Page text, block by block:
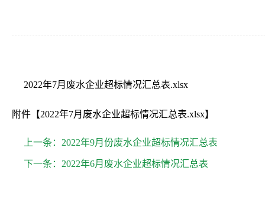
2022年7月废水企业超标情况汇总表.xlsx
附件【2022年7月废水企业超标情况汇总表.xlsx】
上一条： 2022年9月份废水企业超标情况汇总表
下一条： 2022年6月废水企业超标情况汇总表